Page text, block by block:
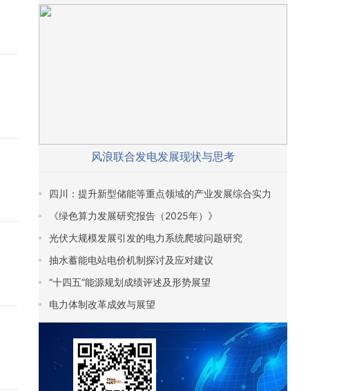
风浪联合发电发展现状与思考
四川：提升新型储能等重点领域的产业发展综合实力
《绿色算力发展研究报告（2025年）》
光伏大规模发展引发的电力系统爬坡问题研究
抽水蓄能电站电价机制探讨及应对建议
“十四五”能源规划成绩评述及形势展望
电力体制改革成效与展望